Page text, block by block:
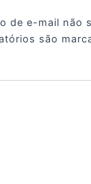
de e-mail não
são